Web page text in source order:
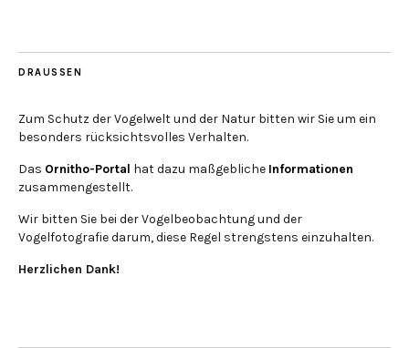
DRAUSSEN
Zum Schutz der Vogelwelt und der Natur bitten wir Sie um ein
besonders rücksichtsvolles Verhalten.
Das Ornitho-Portal hat dazu maßgebliche Informationen
zusammengestellt.
Wir bitten Sie bei der Vogelbeobachtung und der
Vogelfotografie darum, diese Regel strengstens einzuhalten.
Herzlichen Dank!